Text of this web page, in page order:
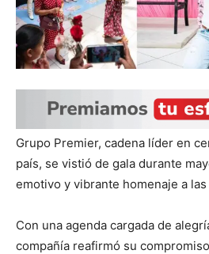
Grupo Premier, cadena líder en
país, se vistió de gala durante
emotivo y vibrante homenaje a
Con una agenda cargada de
compañía reafirmó su